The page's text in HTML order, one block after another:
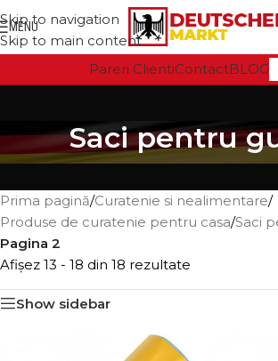
Skip to navigation
Skip to main content
MENU
Pareri ClientiContactBLOG
Saci pentru
Prima pagină/Curatenie si nealimentare/
Produse de curatenie pentru casa/Saci
Pagina 2
Afișez 13 - 18 din 18 rezultate
Show sidebar